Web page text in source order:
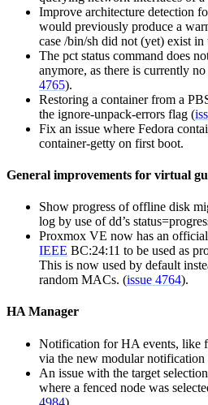
Improve architecture detection
would previously produce a
case /bin/sh did not (yet) exist in
The pct status command does
anymore, as there is currently
4765).
Restoring a container from a
the ignore-unpack-errors flag (
Fix an issue where Fedora
container-getty on first boot.
General improvements for virtual
Show progress of offline disk
log by use of dd’s
Proxmox VE now has an
IEEE BC:24:11 to be used as
This is now used by default
random MACs. (issue 4764).
HA Manager
Notification for HA events, like
via the new modular notification
An issue with the target
where a fenced node was
4984).